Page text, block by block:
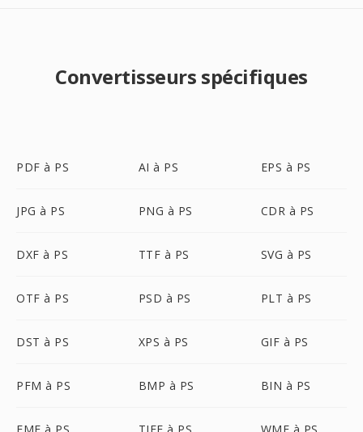
Convertisseurs spécifiques
PDF à PS AI à PS EPS à PS
JPG à PS PNG à PS CDR à PS
DXF à PS TTF à PS SVG à PS
OTF à PS PSD à PS PLT à PS
DST à PS XPS à PS GIF à PS
PFM à PS BMP à PS BIN à PS